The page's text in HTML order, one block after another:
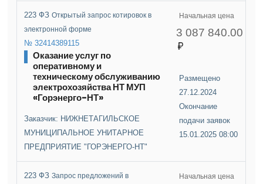
223 ФЗОткрытый запрос котировок в
электронной форме
№ 32414389115
Оказание услуг по
оперативному и
техническому обслуживанию
электрохозяйства НТ МУП
«Горэнерго-НТ»
Заказчик: НИЖНЕТАГИЛЬСКОЕ
МУНИЦИПАЛЬНОЕ УНИТАРНОЕ
ПРЕДПРИЯТИЕ "ГОРЭНЕРГО-НТ"
Начальная цена
3 087 840.00
Размещено
27.12.2024
Окончание
подачи заявок
15.01.2025 08:00
223 ФЗЗапрос предложений в
Начальная цена